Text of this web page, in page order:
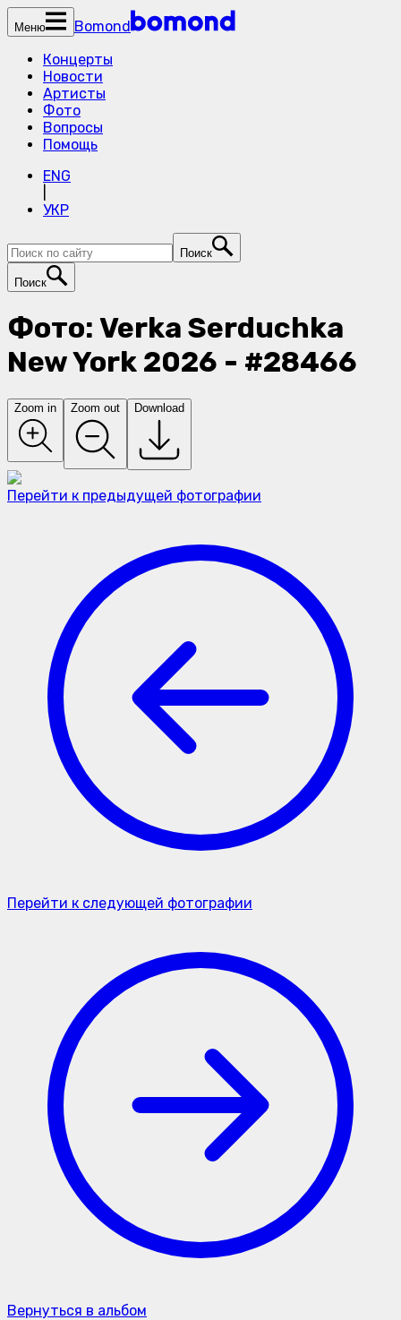
Меню
Bomond
Концерты
Новости
Артисты
Фото
Вопросы
Помощь
ENG
УКР
Поиск
Поиск
Фото: Verka Serduchka
New York 2026 - #28466
Zoom in Zoom out Download
Перейти к предыдущей фотографии
Перейти к следующей фотографии
Вернуться в альбом